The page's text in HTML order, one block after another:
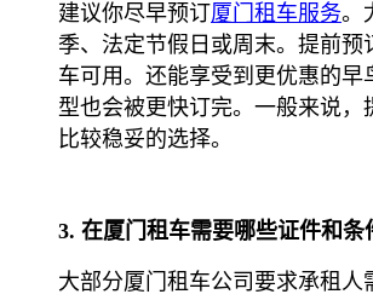
建议你尽早预订厦门租车服务。
季、法定节假日或周末。提前预
车可用。还能享受到更优惠的早
型也会被更快订完。一般来说，
比较稳妥的选择。
3. 在厦门租车需要哪些证件和条
大部分厦门租车公司要求承租人